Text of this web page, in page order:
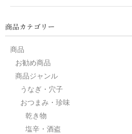
商品カテゴリー
商品
お勧め商品
商品ジャンル
うなぎ・穴子
おつまみ・珍味
乾き物
塩辛・酒盗